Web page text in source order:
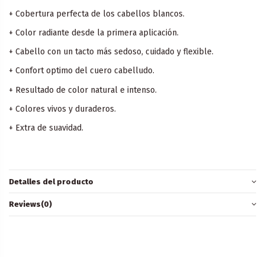
+ Cobertura perfecta de los cabellos blancos.
+ Color radiante desde la primera aplicación.
+ Cabello con un tacto más sedoso, cuidado y flexible.
+ Confort optimo del cuero cabelludo.
+ Resultado de color natural e intenso.
+ Colores vivos y duraderos.
+ Extra de suavidad.
Detalles del producto
Reviews(0)